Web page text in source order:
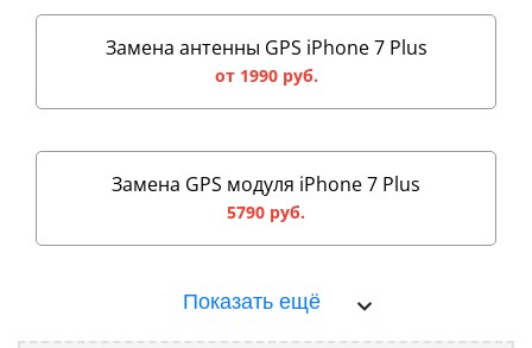
Замена антенны GPS iPhone 7 Plus
от 1990 руб.
Замена GPS модуля iPhone 7 Plus
5790 руб.
Показать ещё